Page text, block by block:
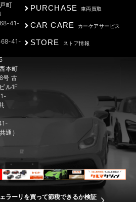
町
41-
41-
本町
号 古
ル1F
通）
PURCHASE 車両買取
CAR CARE カーケアサービス
STORE ストア情報
ラーリを買って節税できるか検証